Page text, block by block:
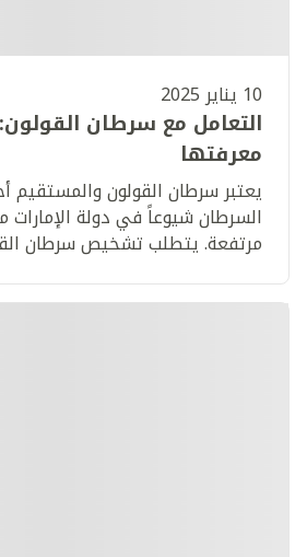
10 يناير 2025
معرفتها
يعتبر سرطان القولون والمستقيم
السرطان شيوعاً في دولة الإمارات
مرتفعة. يتطلب تشخيص سرطان